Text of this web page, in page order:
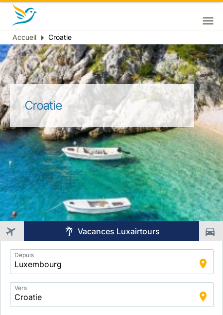
Fil
d'Ariane
Accueil Croatie
Croatie
Vacances Luxairtours
Application
Intelligent
Package
Search
Depuis
Vers